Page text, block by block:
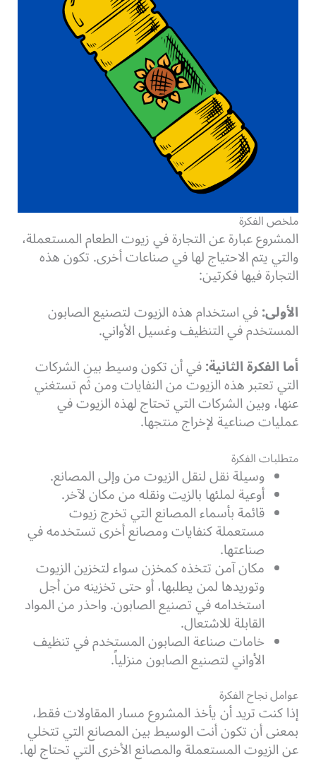
ملخص الفكرة
المشروع عبارة عن التجارة في زيوت الطعام المستعملة،
والتي يتم الاحتياج لها في صناعات أخرى. تكون هذه
التجارة فيها فكرتين:
الأولى:في استخدام هذه الزيوت لتصنيع الصابون
المستخدم في التنظيف وغسيل الأواني.
أما الفكرة الثانية:في أن تكون وسيط بين الشركات
التي تعتبر هذه الزيوت من النفايات ومن ثَم تستغني
عنها، وبين الشركات التي تحتاج لهذه الزيوت في
عمليات صناعية لإخراج منتجها.
متطلبات الفكرة
وسيلة نقل لنقل الزيوت من وإلى المصانع.
أوعية لملئها بالزيت ونقله من مكان لآخر.
قائمة بأسماء المصانع التي تخرج زيوت
مستعملة كنفايات ومصانع أخرى تستخدمه في
صناعتها.
مكان آمن تتخذه كمخزن سواء لتخزين الزيوت
وتوريدها لمن يطلبها، أو حتى تخزينه من أجل
استخدامه في تصنيع الصابون. واحذر من المواد
القابلة للاشتعال.
خامات صناعة الصابون المستخدم في تنظيف
الأواني لتصنيع الصابون منزلياً.
عوامل نجاح الفكرة
إذا كنت تريد أن يأخذ المشروع مسار المقاولات فقط،
بمعنى أن تكون أنت الوسيط بين المصانع التي تتخلي
عن الزيوت المستعملة والمصانع الأخرى التي تحتاج لها.